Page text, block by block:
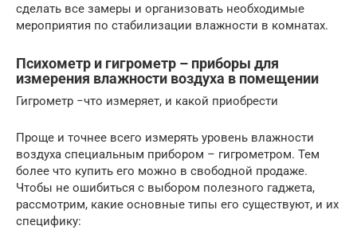
сделать все замеры и организовать необходимые
мероприятия по стабилизации влажности в комнатах.
Психометр и гигрометр – приборы для
измерения влажности воздуха в помещении
Гигрометр −что измеряет, и какой приобрести
Проще и точнее всего измерять уровень влажности
воздуха специальным прибором – гигрометром. Тем
более что купить его можно в свободной продаже.
Чтобы не ошибиться с выбором полезного гаджета,
рассмотрим, какие основные типы его существуют, и их
специфику: